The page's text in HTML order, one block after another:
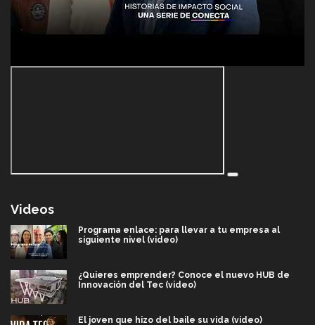
Videos
Programa enlace: para llevar a tu empresa al
siguiente nivel (video)
¿Quieres emprender? Conoce el nuevo HUB de
Innovación del Tec (video)
El joven que hizo del baile su vida (video)